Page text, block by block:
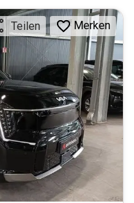
Teilen Merken